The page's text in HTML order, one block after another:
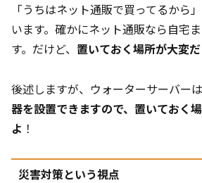
「うちはネット通販で買ってるから
います。確かにネット通販なら自宅
す。だけど、 置いておく場所が大変
後述しますが、ウォーターサーバーは
器を設置できますので、置いておく
よ ！
災害対策という視点